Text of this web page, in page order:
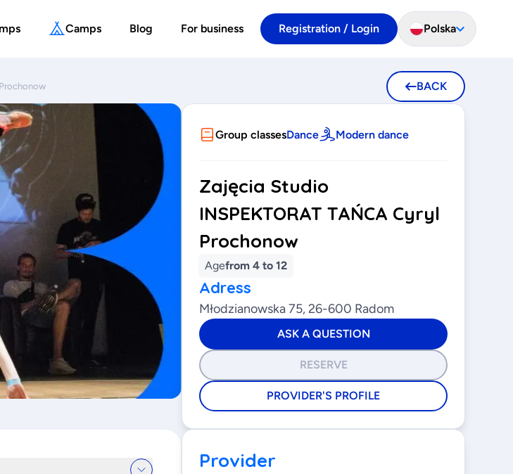
Camps Blog For business Registration / Login Polska
BACK
Group classesDance Modern dance
Zajęcia Studio
INSPEKTORAT TAŃCA Cyryl
Prochonow
Agefrom 4 to 12
Adress
Młodzianowska 75, 26-600 Radom
ASK A QUESTION
RESERVE
PROVIDER'S PROFILE
Provider